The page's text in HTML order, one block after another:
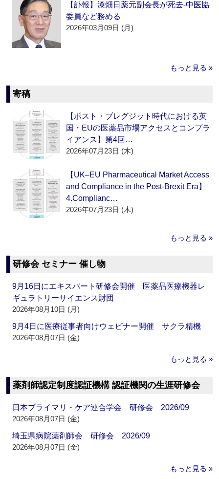
【訃報】漆畑日薬元副会長が死去‐中医協
委員など務める
2026年03月09日 (月)
もっと見る »
寄稿
【ポスト・ブレグジット時代における英
国・EUの医薬品市場アクセスとコンプラ
イアンス】第4回…
2026年07月23日 (木)
【UK–EU Pharmaceutical Market Access
and Compliance in the Post-Brexit Era】
4.Complianc…
2026年07月23日 (木)
もっと見る »
研修会 セミナー 催し物
9月16日にエキスパート研修会開催 医薬品医療機器レ
ギュラトリーサイエンス財団
2026年08月10日 (月)
9月4日に医療従事者向けウェビナー開催 サクラ精機
2026年08月07日 (金)
もっと見る »
薬剤師認定制度認証機構 認証機関の生涯研修会
日本プライマリ・ケア連合学会 研修会 2026/09
2026年08月07日 (金)
埼玉県病院薬剤師会 研修会 2026/09
2026年08月07日 (金)
もっと見る »